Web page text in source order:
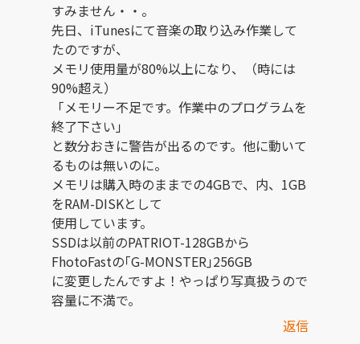
すみません・・。
先日、iTunesにて音楽の取り込み作業して
たのですが、
メモリ使用量が80%以上になり、（時には
90%超え）
「メモリー不足です。作業中のプログラムを
終了下さい」
と数分おきに警告が出るのです。他に動いて
るものは無いのに。
メモリは購入時のままでの4GBで、内、1GB
をRAM-DISKとして
使用しています。
SSDは以前のPATRIOT-128GBから
FhotoFastの｢G-MONSTER｣256GB
に変更したんですよ！やっぱり写真扱うので
容量に不満で。
返信